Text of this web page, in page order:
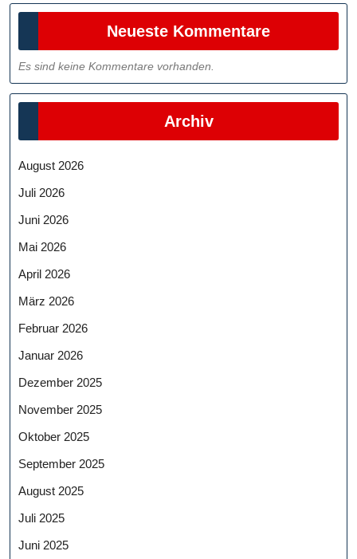
Neueste Kommentare
Es sind keine Kommentare vorhanden.
Archiv
August 2026
Juli 2026
Juni 2026
Mai 2026
April 2026
März 2026
Februar 2026
Januar 2026
Dezember 2025
November 2025
Oktober 2025
September 2025
August 2025
Juli 2025
Juni 2025